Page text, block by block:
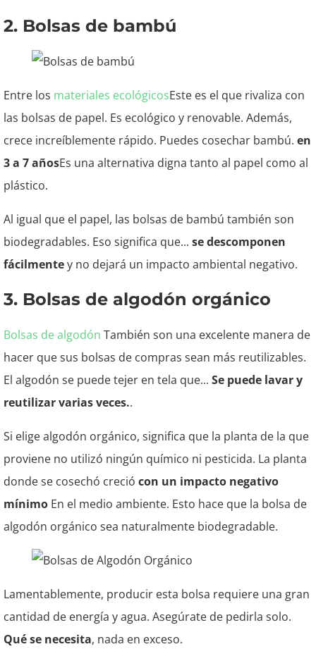
2. Bolsas de bambú
Entre los materiales ecológicosEste es el que rivaliza con
las bolsas de papel. Es ecológico y renovable. Además,
crece increíblemente rápido. Puedes cosechar bambú. en
3 a 7 añosEs una alternativa digna tanto al papel como al
plástico.
Al igual que el papel, las bolsas de bambú también son
biodegradables. Eso significa que... se descomponen
fácilmentey no dejará un impacto ambiental negativo.
3. Bolsas de algodón orgánico
Bolsas de algodón También son una excelente manera de
hacer que sus bolsas de compras sean más reutilizables.
El algodón se puede tejer en tela que... Se puede lavar y
reutilizar varias veces..
Si elige algodón orgánico, significa que la planta de la que
proviene no utilizó ningún químico ni pesticida. La planta
donde se cosechó creció con un impacto negativo
mínimo En el medio ambiente. Esto hace que la bolsa de
algodón orgánico sea naturalmente biodegradable.
Lamentablemente, producir esta bolsa requiere una gran
cantidad de energía y agua. Asegúrate de pedirla solo.
Qué se necesita, nada en exceso.